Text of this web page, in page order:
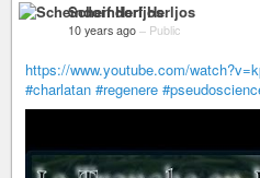
Scheindorf Herljos
10 years ago – Public
https://www.youtube.com/
#charlatan #regenere